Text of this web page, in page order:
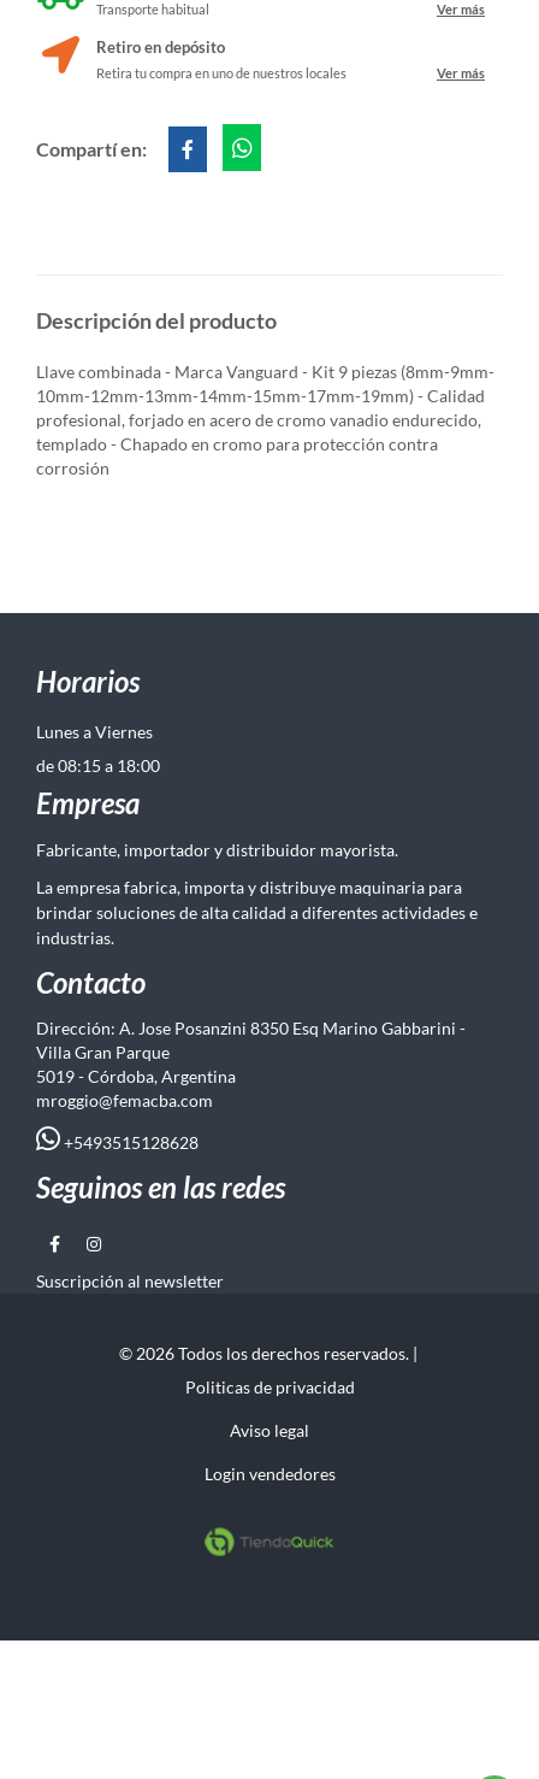
Transporte habitual Ver más
Retiro en depósito
Retira tu compra en uno de nuestros locales Ver más
Compartí en:
Descripción del producto
Llave combinada - Marca Vanguard - Kit 9 piezas (8mm-9mm-
10mm-12mm-13mm-14mm-15mm-17mm-19mm) - Calidad
profesional, forjado en acero de cromo vanadio endurecido,
templado - Chapado en cromo para protección contra
corrosión
Horarios
Lunes a Viernes
de 08:15 a 18:00
Empresa
Fabricante, importador y distribuidor mayorista.
La empresa fabrica, importa y distribuye maquinaria para
brindar soluciones de alta calidad a diferentes actividades e
industrias.
Contacto
Dirección: A. Jose Posanzini 8350 Esq Marino Gabbarini -
Villa Gran Parque
5019 - Córdoba, Argentina
mroggio@femacba.com
+5493515128628
Seguinos en las redes
Suscripción al newsletter
© 2026 Todos los derechos reservados. |
Politicas de privacidad
Aviso legal
Login vendedores